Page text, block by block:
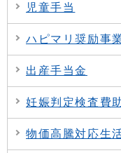
児童手当
ハピマリ奨励事
出産手当金
妊娠判定検査費
物価高騰対応生